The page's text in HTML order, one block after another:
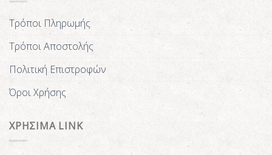
Τρόποι Πληρωμής
Τρόποι Αποστολής
Πολιτική Επιστροφών
Όροι Χρήσης
ΧΡΗΣΙΜΑ LINK